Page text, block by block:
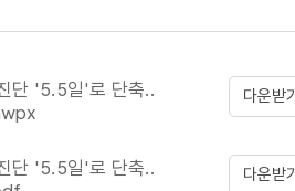
단 '5.5일'로 단축..
다운받기
단 '5.5일'로 단축..
다운받기